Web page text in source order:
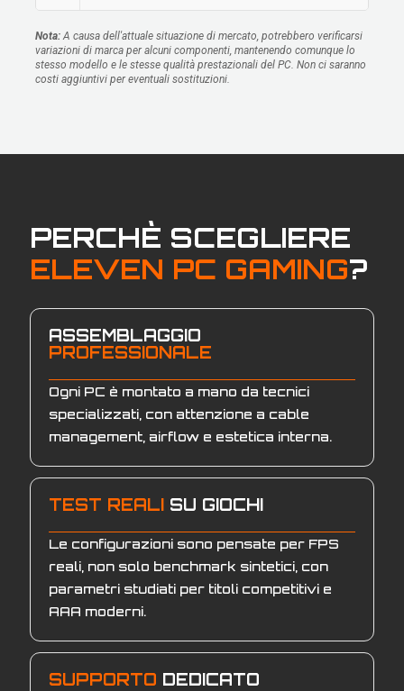
Nota:A causa dell'attuale situazione di mercato, potrebbero verificarsi
variazioni di marca per alcuni componenti, mantenendo comunque lo
stesso modello e le stesse qualità prestazionali del PC. Non ci saranno
costi aggiuntivi per eventuali sostituzioni.
PERCHÈ SCEGLIERE
ELEVEN PC GAMING?
ASSEMBLAGGIO
PROFESSIONALE
Ogni PC è montato a mano da tecnici
specializzati, con attenzione a cable
management, airflow e estetica interna.
TEST REALI SU GIOCHI
Le configurazioni sono pensate per FPS
reali, non solo benchmark sintetici, con
parametri studiati per titoli competitivi e
AAA moderni.
SUPPORTO DEDICATO